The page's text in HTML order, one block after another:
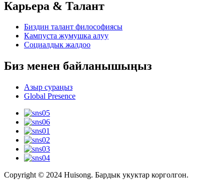
Карьера & Талант
Биздин талант философиясы
Кампуста жумушка алуу
Социалдык жалдоо
Биз менен байланышыңыз
Азыр сураңыз
Global Presence
Copyright © 2024 Huisong. Бардык укуктар корголгон.